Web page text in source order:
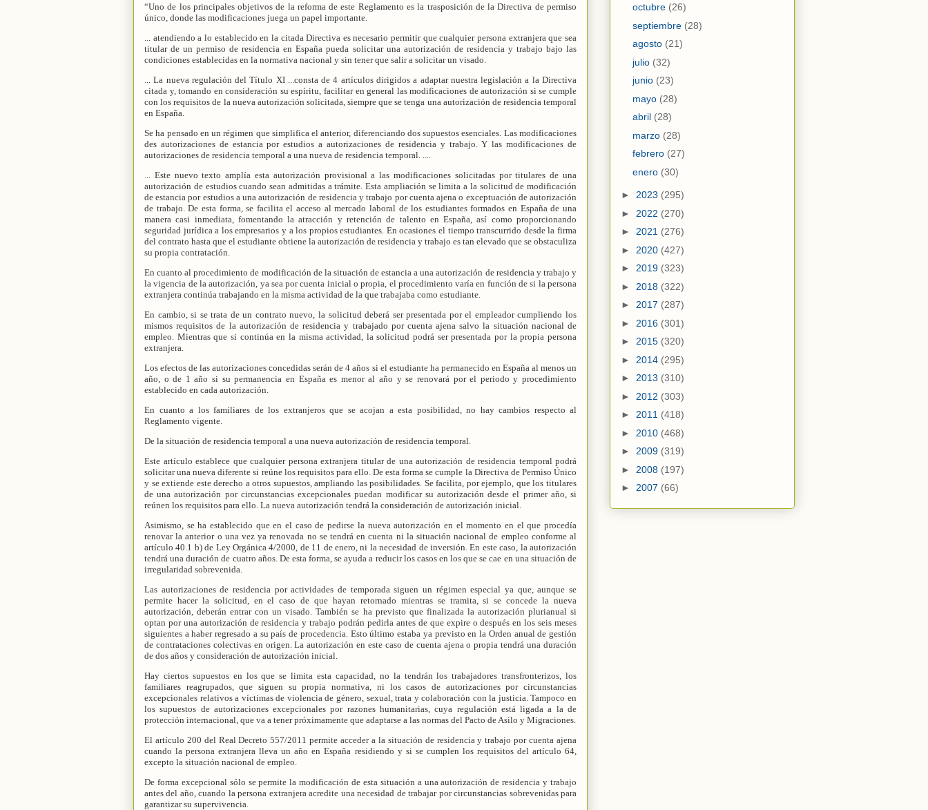
“Uno de los principales objetivos de la reforma de este Reglamento es la trasposición de la Directiva de permiso
único, donde las modificaciones juega un papel importante.
... atendiendo a lo establecido en la citada Directiva es necesario permitir que cualquier persona extranjera que sea
titular de un permiso de residencia en España pueda solicitar una autorización de residencia y trabajo bajo las
condiciones establecidas en la normativa nacional y sin tener que salir a solicitar un visado.
... La nueva regulación del Título XI ...consta de 4 artículos dirigidos a adaptar nuestra legislación a la Directiva
citada y, tomando en consideración su espíritu, facilitar en general las modificaciones de autorización si se cumple
con los requisitos de la nueva autorización solicitada, siempre que se tenga una autorización de residencia temporal
en España.
Se ha pensado en un régimen que simplifica el anterior, diferenciando dos supuestos esenciales. Las modificaciones
des autorizaciones de estancia por estudios a autorizaciones de residencia y trabajo. Y las modificaciones de
autorizaciones de residencia temporal a una nueva de residencia temporal. ....
... Este nuevo texto amplía esta autorización provisional a las modificaciones solicitadas por titulares de una
autorización de estudios cuando sean admitidas a trámite. Esta ampliación se limita a la solicitud de modificación
de estancia por estudios a una autorización de residencia y trabajo por cuenta ajena o exceptuación de autorización
de trabajo. De esta forma, se facilita el acceso al mercado laboral de los estudiantes formados en España de una
manera casi inmediata, fomentando la atracción y retención de talento en España, así como proporcionando
seguridad jurídica a los empresarios y a los propios estudiantes. En ocasiones el tiempo transcurrido desde la firma
del contrato hasta que el estudiante obtiene la autorización de residencia y trabajo es tan elevado que se obstaculiza
su propia contratación.
En cuanto al procedimiento de modificación de la situación de estancia a una autorización de residencia y trabajo y
la vigencia de la autorización, ya sea por cuenta inicial o propia, el procedimiento varía en función de si la persona
extranjera continúa trabajando en la misma actividad de la que trabajaba como estudiante.
En cambio, si se trata de un contrato nuevo, la solicitud deberá ser presentada por el empleador cumpliendo los
mismos requisitos de la autorización de residencia y trabajado por cuenta ajena salvo la situación nacional de
empleo. Mientras que si continúa en la misma actividad, la solicitud podrá ser presentada por la propia persona
extranjera.
Los efectos de las autorizaciones concedidas serán de 4 años si el estudiante ha permanecido en España al menos un
año, o de 1 año si su permanencia en España es menor al año y se renovará por el periodo y procedimiento
establecido en cada autorización.
En cuanto a los familiares de los extranjeros que se acojan a esta posibilidad, no hay cambios respecto al
Reglamento vigente.
De la situación de residencia temporal a una nueva autorización de residencia temporal.
Este artículo establece que cualquier persona extranjera titular de una autorización de residencia temporal podrá
solicitar una nueva diferente si reúne los requisitos para ello. De esta forma se cumple la Directiva de Permiso Único
y se extiende este derecho a otros supuestos, ampliando las posibilidades. Se facilita, por ejemplo, que los titulares
de una autorización por circunstancias excepcionales puedan modificar su autorización desde el primer año, si
reúnen los requisitos para ello. La nueva autorización tendrá la consideración de autorización inicial.
Asimismo, se ha establecido que en el caso de pedirse la nueva autorización en el momento en el que procedía
renovar la anterior o una vez ya renovada no se tendrá en cuenta ni la situación nacional de empleo conforme al
artículo 40.1 b) de Ley Orgánica 4/2000, de 11 de enero, ni la necesidad de inversión. En este caso, la autorización
tendrá una duración de cuatro años. De esta forma, se ayuda a reducir los casos en los que se cae en una situación de
irregularidad sobrevenida.
Las autorizaciones de residencia por actividades de temporada siguen un régimen especial ya que, aunque se
permite hacer la solicitud, en el caso de que hayan retornado mientras se tramita, si se concede la nueva
autorización, deberán entrar con un visado. También se ha previsto que finalizada la autorización plurianual si
optan por una autorización de residencia y trabajo podrán pedirla antes de que expire o después en los seis meses
siguientes a haber regresado a su país de procedencia. Esto último estaba ya previsto en la Orden anual de gestión
de contrataciones colectivas en origen. La autorización en este caso de cuenta ajena o propia tendrá una duración
de dos años y consideración de autorización inicial.
Hay ciertos supuestos en los que se limita esta capacidad, no la tendrán los trabajadores transfronterizos, los
familiares reagrupados, que siguen su propia normativa, ni los casos de autorizaciones por circunstancias
excepcionales relativos a víctimas de violencia de género, sexual, trata y colaboración con la justicia. Tampoco en
los supuestos de autorizaciones excepcionales por razones humanitarias, cuya regulación está ligada a la de
protección internacional, que va a tener próximamente que adaptarse a las normas del Pacto de Asilo y Migraciones.
El artículo 200 del Real Decreto 557/2011 permite acceder a la situación de residencia y trabajo por cuenta ajena
cuando la persona extranjera lleva un año en España residiendo y si se cumplen los requisitos del artículo 64,
excepto la situación nacional de empleo.
De forma excepcional sólo se permite la modificación de esta situación a una autorización de residencia y trabajo
antes del año, cuando la persona extranjera acredite una necesidad de trabajar por circunstancias sobrevenidas para
garantizar su supervivencia.
octubre (26)
septiembre (28)
agosto (21)
julio (32)
junio (23)
mayo (28)
abril (28)
marzo (28)
febrero (27)
enero (30)
► 2023 (295)
► 2022 (270)
► 2021 (276)
► 2020 (427)
► 2019 (323)
► 2018 (322)
► 2017 (287)
► 2016 (301)
► 2015 (320)
► 2014 (295)
► 2013 (310)
► 2012 (303)
► 2011 (418)
► 2010 (468)
► 2009 (319)
► 2008 (197)
► 2007 (66)